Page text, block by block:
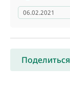
06.02.2021
Поделиться